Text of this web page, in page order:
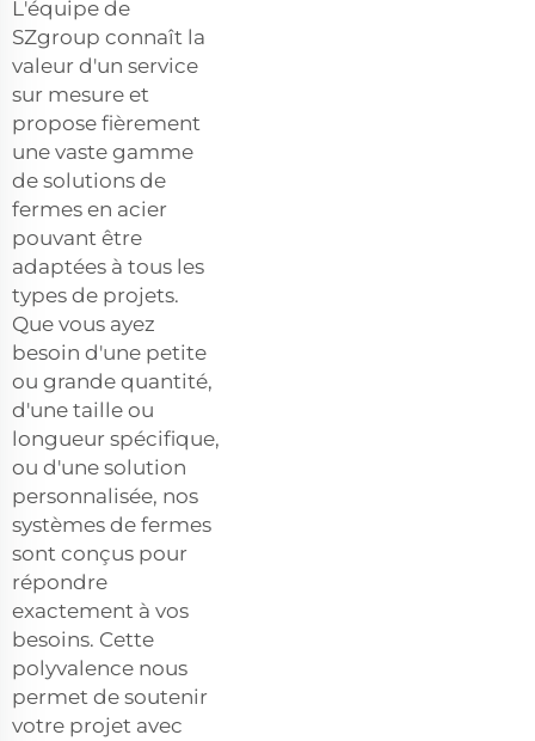
L'équipe de
SZgroup connaît la
valeur d'un service
sur mesure et
propose fièrement
une vaste gamme
de solutions de
fermes en acier
pouvant être
adaptées à tous les
types de projets.
Que vous ayez
besoin d'une petite
ou grande quantité,
d'une taille ou
longueur spécifique,
ou d'une solution
personnalisée, nos
systèmes de fermes
sont conçus pour
répondre
exactement à vos
besoins. Cette
polyvalence nous
permet de soutenir
votre projet avec